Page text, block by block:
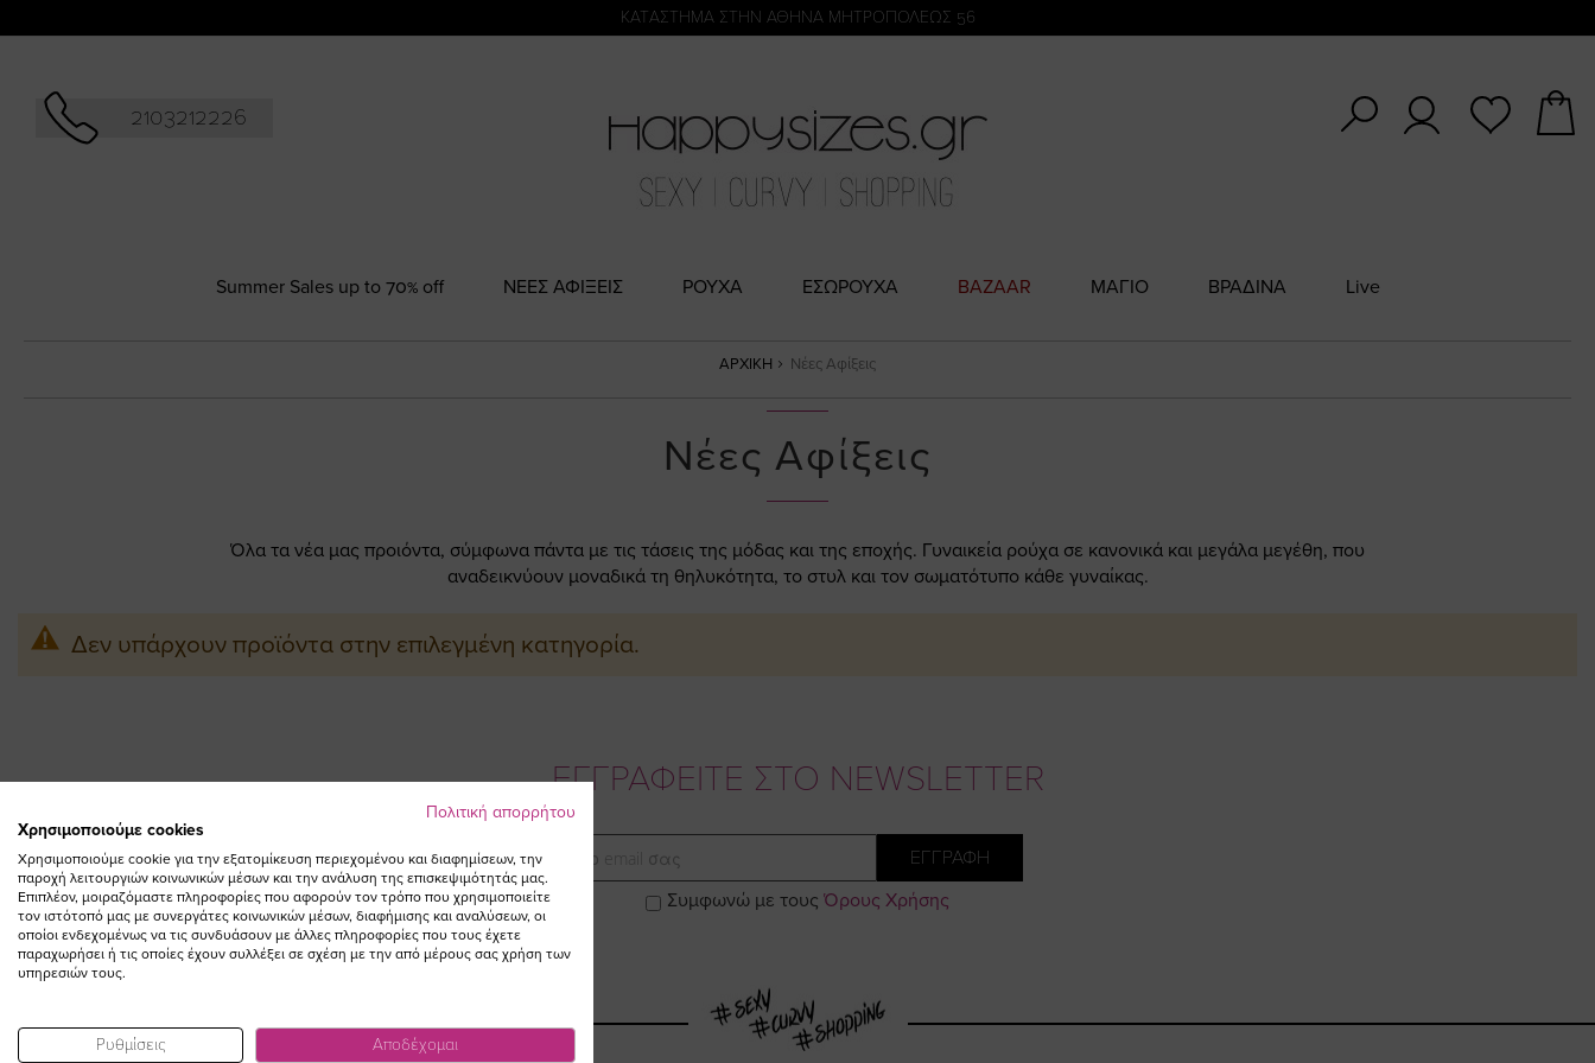
KATΑΣΤΗΜΑ ΣΤΗΝ ΑΘΗΝΑ ΜΗΤΡΟΠΟΛΕΩΣ 56
2103212226
Summer Sales up to 70% off NΕΕΣ ΑΦΙΞΕΙΣ ΡΟΥΧΑ ΕΣΩΡΟΥΧΑ BAZAAR ΜΑΓΙΟ ΒΡΑΔΙΝΑ Live
ΑΡΧΙΚΉ Νέες Αφίξεις
Νέες Αφίξεις
Όλα τα νέα μας προιόντα, σύμφωνα πάντα με τις τάσεις της μόδας και της εποχής. Γυναικεία ρούχα σε κανονικά και μεγάλα μεγέθη, που
αναδεικνύουν μοναδικά τη θηλυκότητα, το στυλ και τον σωματότυπο κάθε γυναίκας.
Δεν υπάρχουν προϊόντα στην επιλεγμένη κατηγορία.
ΕΓΓΡΑΦΕΙΤΕ ΣΤΟ NEWSLETTER
ΕΓΓΡΑΦΗ
Συμφωνώ με τους Όρους Χρήσης
Πολιτική απορρήτου
Χρησιμοποιούμε cookies
Χρησιμοποιούμε cookie για την εξατομίκευση περιεχομένου και διαφημίσεων, την
παροχή λειτουργιών κοινωνικών μέσων και την ανάλυση της επισκεψιμότητάς μας.
Επιπλέον, μοιραζόμαστε πληροφορίες που αφορούν τον τρόπο που χρησιμοποιείτε
τον ιστότοπό μας με συνεργάτες κοινωνικών μέσων, διαφήμισης και αναλύσεων, οι
οποίοι ενδεχομένως να τις συνδυάσουν με άλλες πληροφορίες που τους έχετε
παραχωρήσει ή τις οποίες έχουν συλλέξει σε σχέση με την από μέρους σας χρήση των
υπηρεσιών τους.
Ρυθμίσεις Αποδέχομαι